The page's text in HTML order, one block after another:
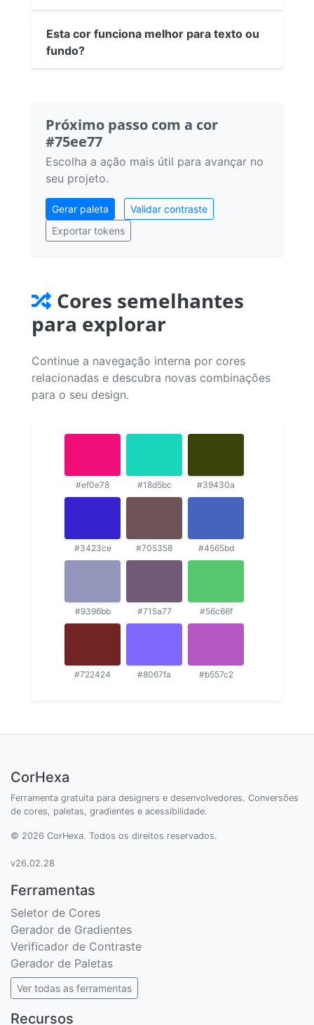
Esta cor funciona melhor para texto ou
fundo?
Próximo passo com a cor
#75ee77
Escolha a ação mais útil para avançar no
seu projeto.
Gerar paleta
Validar contraste
Exportar tokens
Cores semelhantes
para explorar
Continue a navegação interna por cores
relacionadas e descubra novas combinações
para o seu design.
#ef0e78 #18d5bc #39430a
#3423ce #705358 #4565bd
#9396bb #715a77 #56c66f
#722424 #8067fa #b557c2
CorHexa
Ferramenta gratuita para designers e desenvolvedores. Conversões
de cores, paletas, gradientes e acessibilidade.
© 2026 CorHexa. Todos os direitos reservados.
v26.02.28
Ferramentas
Seletor de Cores
Gerador de Gradientes
Verificador de Contraste
Gerador de Paletas
Ver todas as ferramentas
Recursos